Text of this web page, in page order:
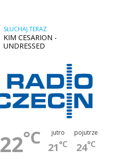
SŁUCHAJ TERAZ
KIM CESARION -
UNDRESSED
22°C jutro
21°C
pojutrze
24°C